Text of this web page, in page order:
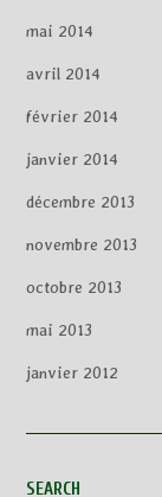
mai 2014
avril 2014
février 2014
janvier 2014
décembre 2013
novembre 2013
octobre 2013
mai 2013
janvier 2012
SEARCH